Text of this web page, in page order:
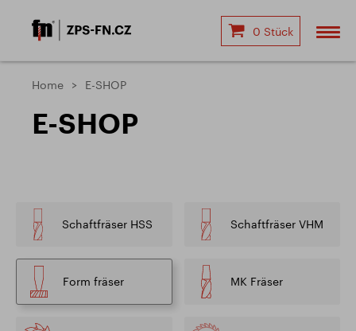
0 Stück
Home E-SHOP
E-SHOP
Schaftfräser HSS Schaftfräser VHM
Form fräser MK Fräser